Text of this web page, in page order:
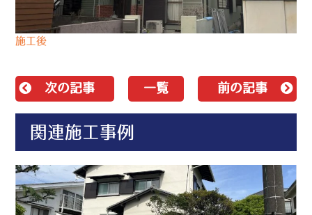
施工後
次の記事 一覧 前の記事
関連施工事例